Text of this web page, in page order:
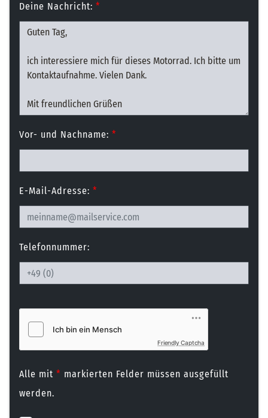
Deine Nachricht: *
Vor- und Nachname: *
E-Mail-Adresse: *
Telefonnummer:
Friendly Captcha
Alle mit * markierten Felder müssen ausgefüllt
werden.